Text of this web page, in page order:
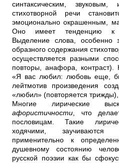
синтаксическим,
стихотворной речи
эмоционально окрашенным,
Оно имеет тенденцию к
Выделение слова, особенно
образного содержания
осуществляется разными
повторы, анафора, контраст).
«Я вас любил: любовь еще,
лейтмотив произведения
«любил» (повторяется
Многие лирические
афористичности, что
пословицам. Такие
ходячими, заучиваются
применительно к
душевному состоянию
русской поэзии как бы